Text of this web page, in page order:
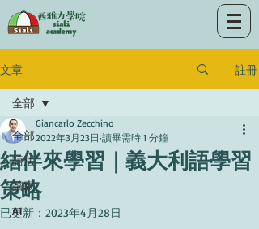
文章 註冊
全部
語法
讀寫
A1
全部
結伴來學習｜義大利語學習
策略
Giancarlo Zecchino
2022年3月23日 讀畢需時 1 分鐘
已更新： 2023年4月28日